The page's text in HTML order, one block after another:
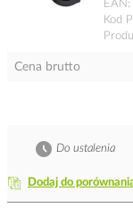
EAN
Kod
Cena brutto
Dodaj do
Do ustalenia